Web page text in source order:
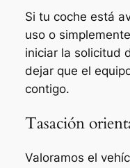
Si tu coche está
uso o
iniciar la solicitud
dejar que el
contigo.
Tasación
Valoramos el